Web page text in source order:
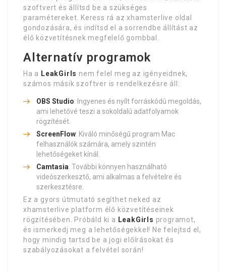
szoftvert és állítsd be a szükséges
paramétereket. Keress rá az xhamsterlive oldal
gondozására, és indítsd el a sorrendbe állítást az
élő közvetítésnek megfelelő gombbal.
Alternatív programok
Ha a LeakGirls nem felel meg az igényeidnek,
számos másik szoftver is rendelkezésre áll:
OBS Studio: Ingyenes és nyílt forráskódú megoldás,
ami lehetővé teszi a sokoldalú adatfolyamok
rögzítését.
ScreenFlow: Kiváló minőségű program Mac
felhasználók számára, amely szintén
lehetőségeket kínál.
Camtasia: További könnyen használható
videószerkesztő, ami alkalmas a felvételre és
szerkesztésre.
Ez a gyors útmutató segíthet neked az
xhamsterlive platform élő közvetítéseinek
rögzítésében. Próbáld ki a LeakGirls programot,
és ismerkedj meg a lehetőségekkel! Ne felejtsd el,
hogy mindig tartsd be a jogi előírásokat és
szabályozásokat a felvétel során!